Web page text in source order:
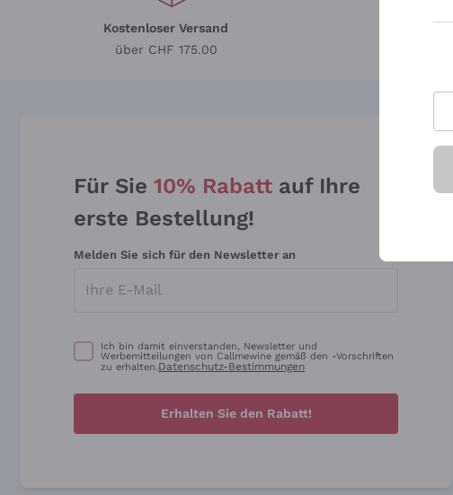
Kostenloser Versand
über CHF 175.00
Für Sie 10% Rabatt auf Ihre
erste Bestellung!
Melden Sie sich für den Newsletter an
Ich bin damit einverstanden, Newsletter und
Werbemitteilungen von Callmewine gemäß den -Vorschriften
zu erhalten.Datenschutz-Bestimmungen
Erhalten Sie den Rabatt!